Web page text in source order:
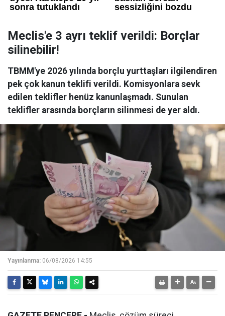
Meclis'e 3 ayrı teklif verildi: Borçlar
silinebilir!
TBMM'ye 2026 yılında borçlu yurttaşları ilgilendiren
pek çok kanun teklifi verildi. Komisyonlara sevk
edilen teklifler henüz kanunlaşmadı. Sunulan
teklifler arasında borçların silinmesi de yer aldı.
Yayınlanma: 06/08/2026 14:55